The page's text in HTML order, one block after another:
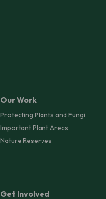
Our Work
Protecting Plants and Fungi
Important Plant Areas
Nature Reserves
Get Involved